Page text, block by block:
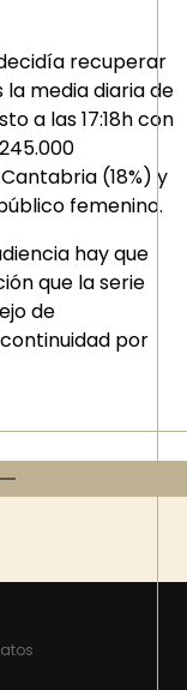
recuperar
la media diaria de
a las 17:18h con
(18%) y
femenino.
hay que
que la serie
de
por